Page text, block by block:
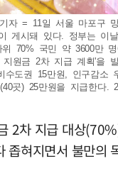
자 = 11일 서울 마포구
게시돼 있다. 정부는 이
70% 국민 약 3600만 명
지원금 2차 지급 계획'을
수도권 15만원, 인구감소
곳) 25만원을 지급한다.
2차 지급 대상
좁혀지면서 불만의